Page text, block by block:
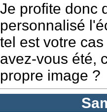
Je profite donc
personnalisé
tel est votre
avez-vous été,
propre image ?